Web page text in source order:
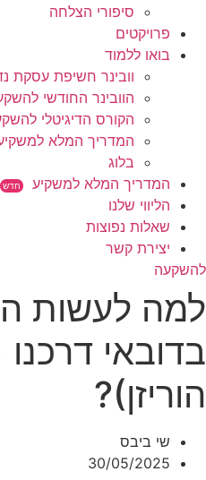
סיפורי הצלחה
פרויקטים
בואו ללמוד
וובינר חשיפת עסקת
הוובינר החודשי
הקורס הדיגיטלי
המדריך המלא
בלוג
המדריך המלא למשקיע
חדש
הליווי שלנו
שאלות נפוצות
יצירת קשר
להשקעה
למה לעשות
בדובאי
הוריזן)?
שי ביבס
30/05/2025